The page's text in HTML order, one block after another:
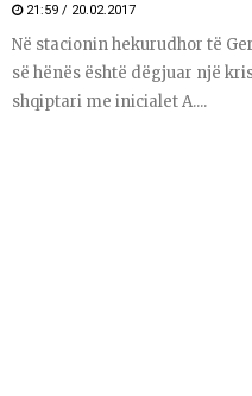
21:59 / 20.02.2017
Në stacionin hekurudhor të
së hënës është dëgjuar një
shqiptari me inicialet A....